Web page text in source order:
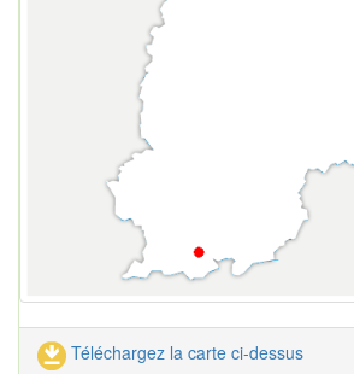
Téléchargez la carte ci-dessus